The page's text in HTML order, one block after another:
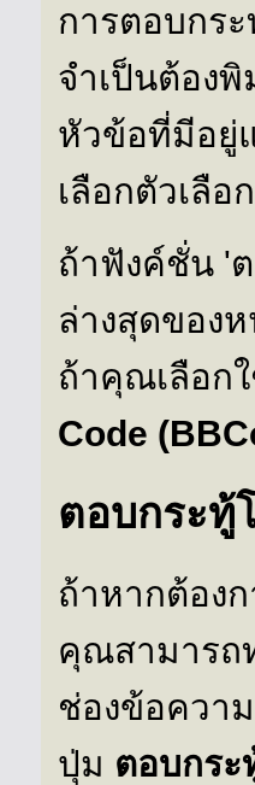
การตอบกร
จำเป็นต้อง
หัวข้อที่มีอยู่
เลือกตัวเลื
ถ้าฟังค์ชั่น '
ล่างสุดของ
ถ้าคุณเลือก
Code
ตอบกระทู้
ถ้าหากต้อง
คุณสามารถ
ช่องข้อควา
ปุ่ม ตอบกระ